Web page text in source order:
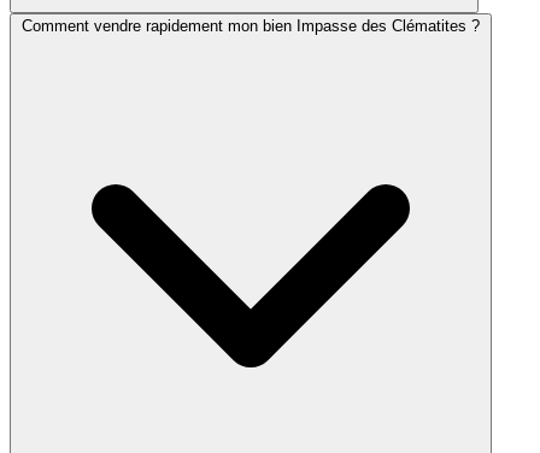
Comment vendre rapidement mon bien Impasse des Clématites ?